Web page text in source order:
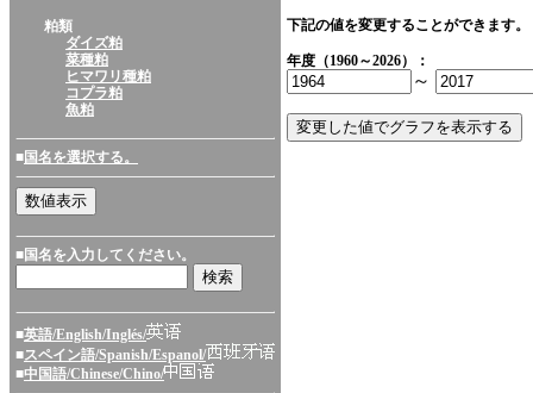
粕類
ダイズ粕
菜種粕
ヒマワリ種粕
コプラ粕
魚粕
■国名を選択する。
■国名を入力してください。
■英語/English/Inglés/
■スペイン語/Spanish/Espanol/
■中国語/Chinese/Chino/
下記の値を変更することができます。
年度（1960～2026）：
～